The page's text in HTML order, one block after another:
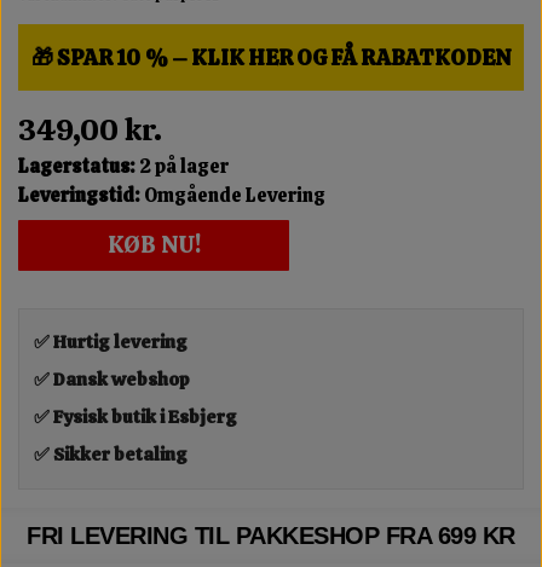
🎁 SPAR 10 % – KLIK HER OG FÅ RABATKODEN
349,00 kr.
Lagerstatus:2 på lager
Leveringstid:Omgående Levering
KØB NU!
✅ Hurtig levering
✅ Dansk webshop
✅ Fysisk butik i Esbjerg
✅ Sikker betaling
FRI LEVERING TIL PAKKESHOP FRA 699 KR